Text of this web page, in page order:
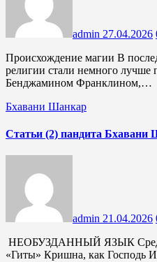
admin 27.04.2026
Происхождение магии В последнее время многое изменилось, это правда. Поле исследований расширилось; древние
религии стали немного лучше
Бенджамином Франклином,…
Бхавани Шанкар
Статьи (2) пандита Бхавани
admin 21.04.2026
НЕОБУЗДАННЫЙ ЯЗЫК Среди мудрецов тайного знания «Я» - их безмолвие». — Бхагавад-Гита, X, 38. В десятой беседе
«Гиты» Кришна, как Господь